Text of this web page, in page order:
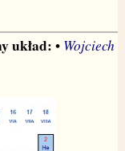
układ: • Wojciech